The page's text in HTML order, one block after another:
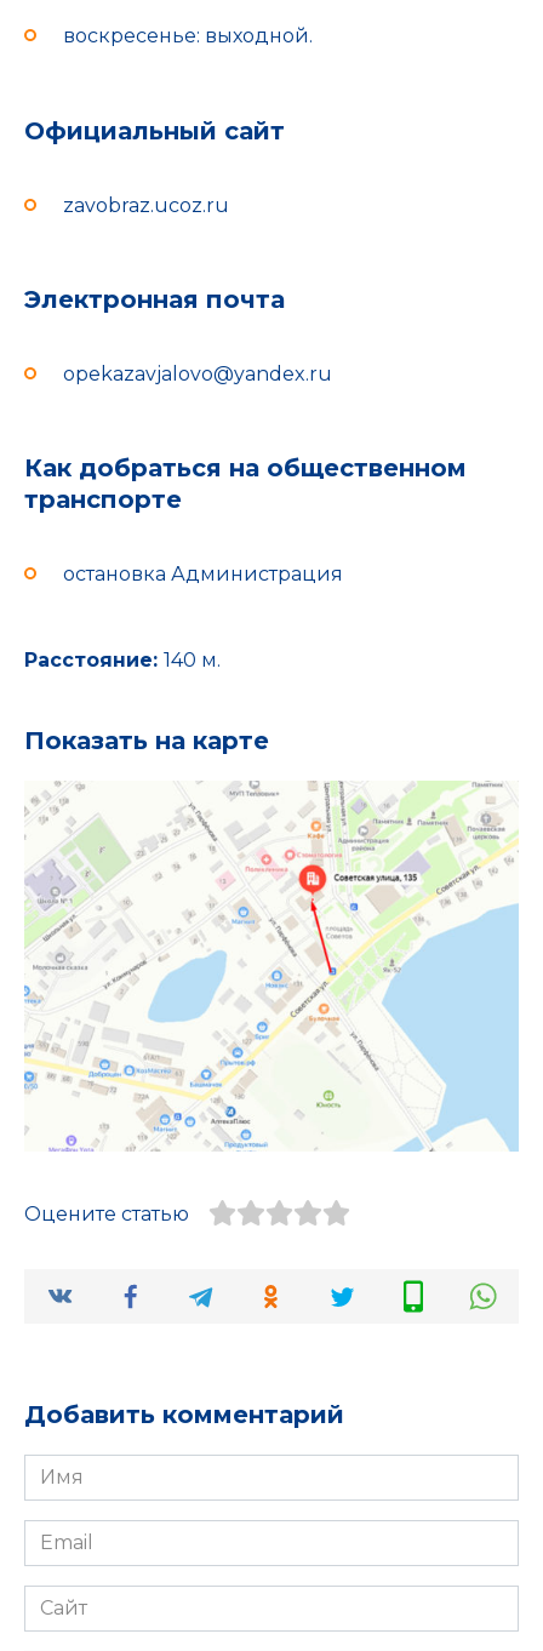
воскресенье: выходной.
Официальный сайт
zavobraz.ucoz.ru
Электронная почта
opekazavjalovo@yandex.ru
Как добраться на общественном
транспорте
остановка Администрация
Расстояние: 140 м.
Показать на карте
Оцените статью
Добавить комментарий
Имя
*
Email
*
Сайт